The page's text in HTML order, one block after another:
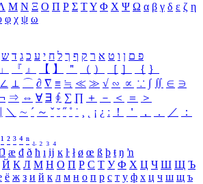
Μ Ν Ξ Ο Π Ρ Σ ΤΥ Φ Χ Ψ Ω α β γ δ ε ζ η
φ χ ψ ω
פ ם ן ו ט א ר ק ף ך ל ח י ע כ ג ד ש
」 『 』 【 】 ＂ （ ） ［ ］ ｛ ｝
∠ ⊥ ⌒ ∂ ∇ ≡ ≒ ≪ ≫ √ ∽ ∝ ∵ ∫ ∬ ∈ ∋
⇒ ⇔ ∀ ∃ ∮ ∑ ∏ ＋ － ＜ ＝
＞
＼ ∼ ´ ～ ˇ ˘ ˝ ˚ ˙ ¸ ¡ ¿ ː ！ ＇ ， ． ／
：
¹ ² ³ ⁴ ⁿ ₁ ₂ ₃ ₄
æ đ ð ħ ı ĳ ĸ ŀ ł ø œ ß þ ŧ ŋ ŉ
Й К Л М Н О П Р С Т У Ф Х Ц Ч Ш Щ Ъ
ё ж з и й к л м н о п р с т у ф х ц ч ш щ ъ